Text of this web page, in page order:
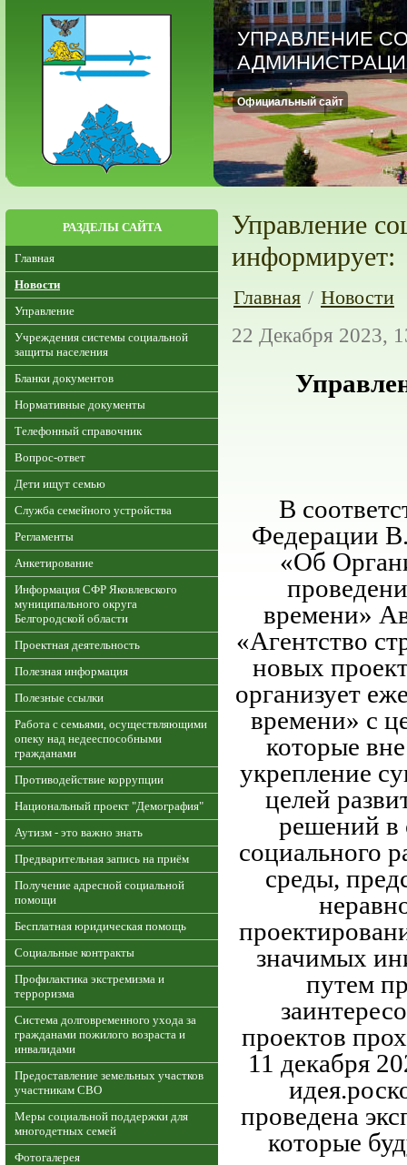
УПРАВЛЕНИЕ
Официальный сайт
РАЗДЕЛЫ САЙТА
Главная
Новости
Управление
Учреждения системы социальной
защиты населения
Бланки документов
Нормативные документы
Телефонный справочник
Вопрос-ответ
Дети ищут семью
Служба семейного устройства
Регламенты
Анкетирование
Информация СФР Яковлевского
муниципального округа
Белгородской области
Проектная деятельность
Полезная информация
Полезные ссылки
Работа с семьями, осуществляющими
опеку над недееспособными
гражданами
Противодействие коррупции
Национальный проект "Демография"
Аутизм - это важно знать
Предварительная запись на приём
Получение адресной социальной
помощи
Бесплатная юридическая помощь
Социальные контракты
Профилактика экстремизма и
терроризма
Система долговременного ухода за
гражданами пожилого возраста и
инвалидами
Предоставление земельных участков
участникам СВО
Меры социальной поддержки для
многодетных семей
Фотогалерея
Управление
информирует:
Главная / Новости
22 Декабря 2023,
В
Федерации
«Об
времени»
«Агентство
новых
организует
времени» с
которые
укрепление
целей
решений в
социального
среды,
значимых
путем
проектов
11 декабря
проведена
которые